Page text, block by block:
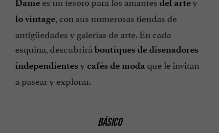
Dame
del arte
lo vintage, con sus numerosas tiendas de
antigüedades y galerías de arte. En cada
esquina, descubrirá boutiques de diseñadores
independientes y cafés de moda que le invitan
a pasear y explorar.
BÁSICO